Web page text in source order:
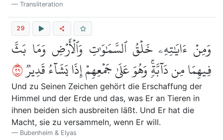
Transliteration
29
وَمِنۡ ءَايَٰتِهِۦ خَلۡقُ ٱلسَّمَٰوَٰتِ وَٱلۡأَرۡضِ وَمَا بَثَّ
فِيهِمَا مِن دَآبَّةٖۚ وَهُوَ عَلَىٰ جَمۡعِهِمۡ إِذَا يَشَآءُ قَدِيرٞ٩٢
Und zu Seinen Zeichen gehört die Erschaffung der
Himmel und der Erde und das, was Er an Tieren in
ihnen beiden sich ausbreiten läßt. Und Er hat die
Macht, sie zu versammeln, wenn Er will.
Bubenheim & Elyas